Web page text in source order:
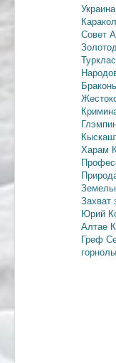
Украина
Совет
Харам
Захват
Юрий
Алтае
Греф